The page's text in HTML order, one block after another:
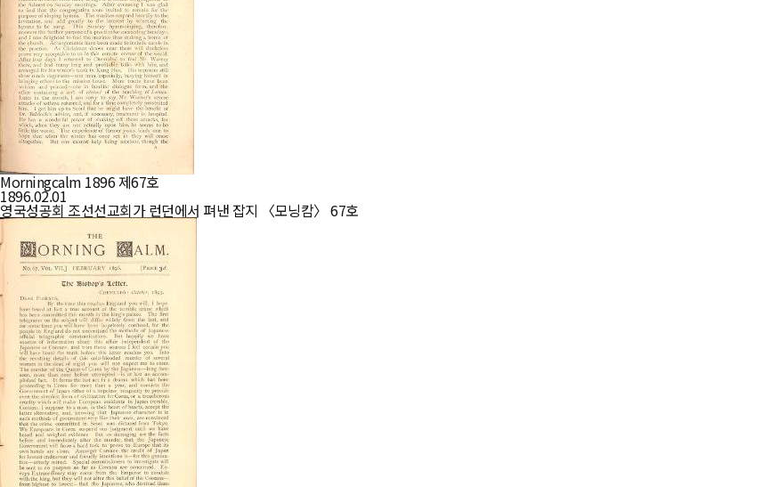
Morningcalm 1896 제67호
1896.02.01
영국성공회 조선선교회가 런던에서 펴낸 잡지 〈모닝캄〉 67호